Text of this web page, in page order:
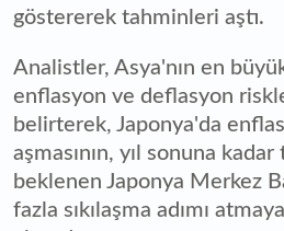
göstererek tahminleri aştı.
Analistler, Asya'nın en
enflasyon ve deflasyon
belirterek, Japonya'da
aşmasının, yıl sonuna
beklenen Japonya Merkez
fazla sıkılaşma adımı